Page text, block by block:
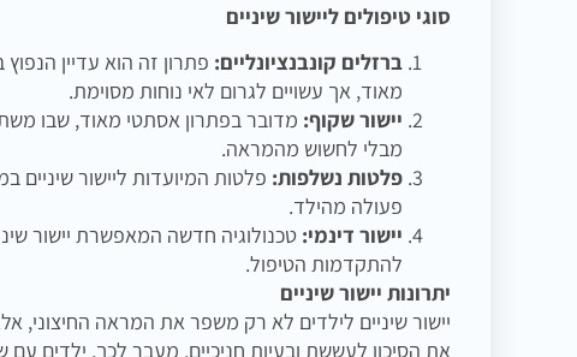
סוגי טיפולים ליישור שיניים
ברזלים קונבנציונליים: פתרון זה הוא עדיין
מאוד, אך עשויים לגרום לאי נוחות מסוימת.
יישור שקוף: מדובר בפתרון אסתטי מאוד, שבו
מבלי לחשוש מהמראה.
פלטות נשלפות: פלטות המיועדות ליישור שיניים
פעולה מהילד.
יישור דינמי: טכנולוגיה חדשה המאפשרת יישור
להתקדמות הטיפול.
יתרונות יישור שיניים
יישור שיניים לילדים לא רק משפר את המראה החיצוני,
את הסיכון לעששת ובעיות חניכיים. מעבר לכך, ילדים עם